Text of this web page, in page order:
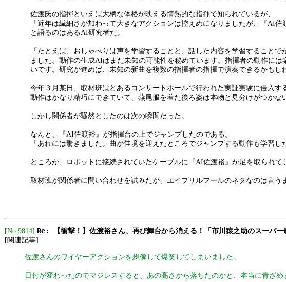
佐渡氏の指揮といえば大柄な体格が映える情熱的な指揮で知られているが、
「近年は繊細さが加わって大きなアクションは控えめになりましたが、『AI
と語るのはあるAI研究者だ。
「たとえば、おしゃべりは声を学習することと、話した内容を学習すること
ました。動作の生成AIはまだ未知の可能性を秘めています。指揮者の動作に
いです。研究が進めば、未知の新曲を複数の指揮者の指揮で演奏できるかもし
今年３月某日、取材班はとあるコンサートホールで行われた実証実験に侵入
動作はかなり精巧にできていて、燕尾服を着た後ろ姿は本物と見分けがつかな
しかし関係者が騒然としたのは次の瞬間だった。
なんと、『AI佐渡裕』が指揮台の上でジャンプしたのである。
「あれには驚きました。曲が佳境を迎えたところでジャンプする動作も学習
ところが、ロボットに接続されていたケーブルに『AI佐渡裕』が足を取られ
取材班が関係者に問い合わせを試みたが、エイプリルフールのネタなのは言う
[No.9814] Re: 【衝撃！】佐渡裕さん、再び舞台から消える！「市川猿之助のスーパー
[関連記事]
佐渡さんのワイヤーアクションを想像して爆笑してしまいました。
日付が変わったのでマジレスすると、あの高さから落ちたのかと、本当に青ざめ